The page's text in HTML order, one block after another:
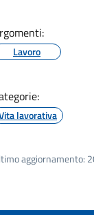
Lavoro
lavorativa
aggiornamento: